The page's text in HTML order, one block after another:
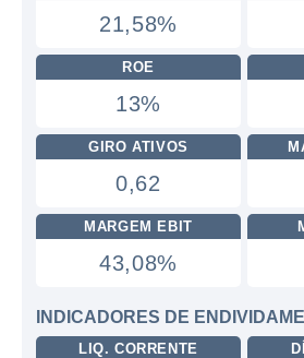
21,58%
ROE
13%
GIRO ATIVOS
0,62
MARGEM EBIT
43,08%
INDICADORES DE
LIQ. CORRENTE